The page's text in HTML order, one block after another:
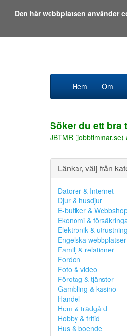
Hem Om
Söker du ett bra
JBTMR
Länkar, välj från
Datorer & Internet
Djur & husdjur
E-butiker &
Ekonomi &
Elektronik & utrustning
Engelska webbplatser
Familj & relationer
Fordon
Foto & video
Företag & tjänster
Gambling & kasino
Handel
Hem & trädgård
Hobby & fritid
Hus & boende
Den här webbplatsen använder